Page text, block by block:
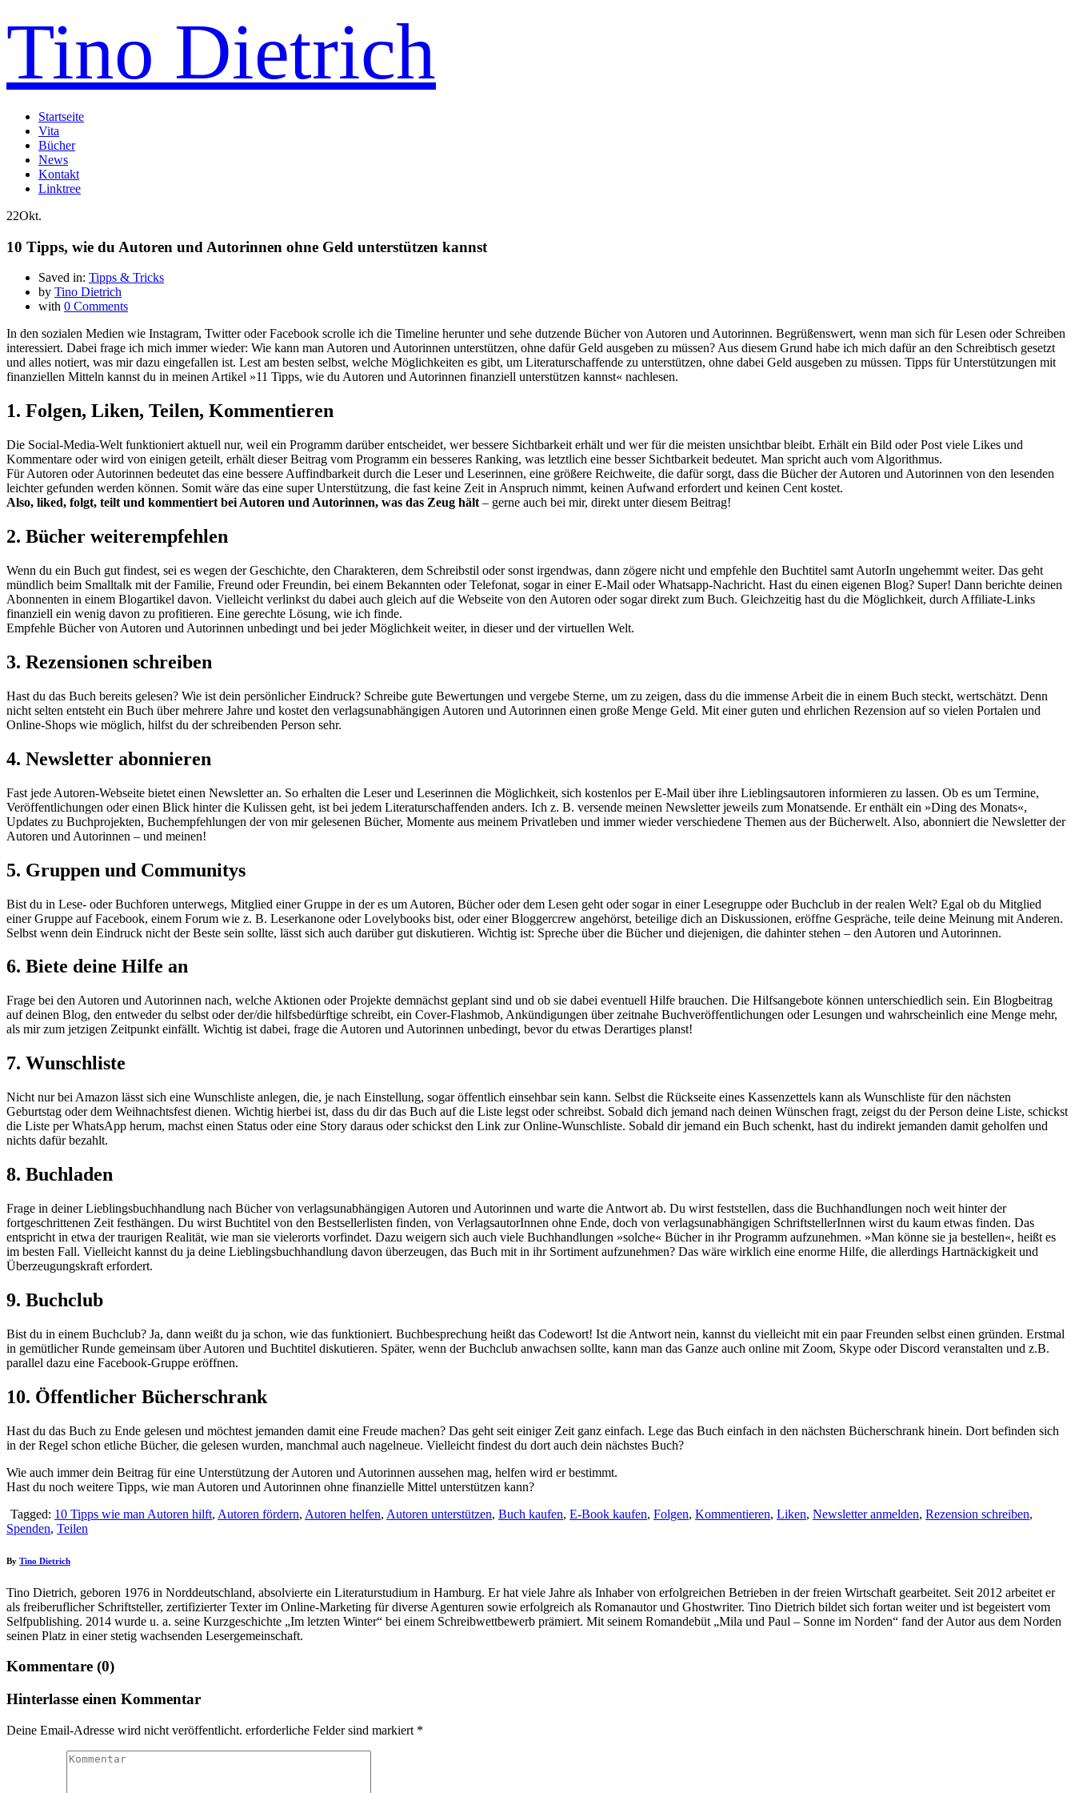
Tino Dietrich
Startseite
Vita
Bücher
News
Kontakt
Linktree
22Okt.
10 Tipps, wie du Autoren und Autorinnen ohne Geld unterstützen kannst
Saved in: Tipps & Tricks
by Tino Dietrich
with 0 Comments
In den sozialen Medien wie Instagram, Twitter oder Facebook scrolle ich die Timeline herunter und sehe dutzende Bücher von Autoren und Autorinnen. Begrüßenswert, wenn man sich für Lesen oder Schreiben
interessiert. Dabei frage ich mich immer wieder: Wie kann man Autoren und Autorinnen unterstützen, ohne dafür Geld ausgeben zu müssen? Aus diesem Grund habe ich mich dafür an den Schreibtisch gesetzt
und alles notiert, was mir dazu eingefallen ist. Lest am besten selbst, welche Möglichkeiten es gibt, um Literaturschaffende zu unterstützen, ohne dabei Geld ausgeben zu müssen. Tipps für Unterstützungen mit
finanziellen Mitteln kannst du in meinen Artikel »11 Tipps, wie du Autoren und Autorinnen finanziell unterstützen kannst« nachlesen.
1. Folgen, Liken, Teilen, Kommentieren
Die Social-Media-Welt funktioniert aktuell nur, weil ein Programm darüber entscheidet, wer bessere Sichtbarkeit erhält und wer für die meisten unsichtbar bleibt. Erhält ein Bild oder Post viele Likes und
Kommentare oder wird von einigen geteilt, erhält dieser Beitrag vom Programm ein besseres Ranking, was letztlich eine besser Sichtbarkeit bedeutet. Man spricht auch vom Algorithmus.
Für Autoren oder Autorinnen bedeutet das eine bessere Auffindbarkeit durch die Leser und Leserinnen, eine größere Reichweite, die dafür sorgt, dass die Bücher der Autoren und Autorinnen von den lesenden
leichter gefunden werden können. Somit wäre das eine super Unterstützung, die fast keine Zeit in Anspruch nimmt, keinen Aufwand erfordert und keinen Cent kostet.
Also, liked, folgt, teilt und kommentiert bei Autoren und Autorinnen, was das Zeug hält – gerne auch bei mir, direkt unter diesem Beitrag!
2. Bücher weiterempfehlen
Wenn du ein Buch gut findest, sei es wegen der Geschichte, den Charakteren, dem Schreibstil oder sonst irgendwas, dann zögere nicht und empfehle den Buchtitel samt AutorIn ungehemmt weiter. Das geht
mündlich beim Smalltalk mit der Familie, Freund oder Freundin, bei einem Bekannten oder Telefonat, sogar in einer E-Mail oder Whatsapp-Nachricht. Hast du einen eigenen Blog? Super! Dann berichte deinen
Abonnenten in einem Blogartikel davon. Vielleicht verlinkst du dabei auch gleich auf die Webseite von den Autoren oder sogar direkt zum Buch. Gleichzeitig hast du die Möglichkeit, durch Affiliate-Links
finanziell ein wenig davon zu profitieren. Eine gerechte Lösung, wie ich finde.
Empfehle Bücher von Autoren und Autorinnen unbedingt und bei jeder Möglichkeit weiter, in dieser und der virtuellen Welt.
3. Rezensionen schreiben
Hast du das Buch bereits gelesen? Wie ist dein persönlicher Eindruck? Schreibe gute Bewertungen und vergebe Sterne, um zu zeigen, dass du die immense Arbeit die in einem Buch steckt, wertschätzt. Denn
nicht selten entsteht ein Buch über mehrere Jahre und kostet den verlagsunabhängigen Autoren und Autorinnen einen große Menge Geld. Mit einer guten und ehrlichen Rezension auf so vielen Portalen und
Online-Shops wie möglich, hilfst du der schreibenden Person sehr.
4. Newsletter abonnieren
Fast jede Autoren-Webseite bietet einen Newsletter an. So erhalten die Leser und Leserinnen die Möglichkeit, sich kostenlos per E-Mail über ihre Lieblingsautoren informieren zu lassen. Ob es um Termine,
Veröffentlichungen oder einen Blick hinter die Kulissen geht, ist bei jedem Literaturschaffenden anders. Ich z. B. versende meinen Newsletter jeweils zum Monatsende. Er enthält ein »Ding des Monats«,
Updates zu Buchprojekten, Buchempfehlungen der von mir gelesenen Bücher, Momente aus meinem Privatleben und immer wieder verschiedene Themen aus der Bücherwelt. Also, abonniert die Newsletter der
Autoren und Autorinnen – und meinen!
5. Gruppen und Communitys
Bist du in Lese- oder Buchforen unterwegs, Mitglied einer Gruppe in der es um Autoren, Bücher oder dem Lesen geht oder sogar in einer Lesegruppe oder Buchclub in der realen Welt? Egal ob du Mitglied
einer Gruppe auf Facebook, einem Forum wie z. B. Leserkanone oder Lovelybooks bist, oder einer Bloggercrew angehörst, beteilige dich an Diskussionen, eröffne Gespräche, teile deine Meinung mit Anderen.
Selbst wenn dein Eindruck nicht der Beste sein sollte, lässt sich auch darüber gut diskutieren. Wichtig ist: Spreche über die Bücher und diejenigen, die dahinter stehen – den Autoren und Autorinnen.
6. Biete deine Hilfe an
Frage bei den Autoren und Autorinnen nach, welche Aktionen oder Projekte demnächst geplant sind und ob sie dabei eventuell Hilfe brauchen. Die Hilfsangebote können unterschiedlich sein. Ein Blogbeitrag
auf deinen Blog, den entweder du selbst oder der/die hilfsbedürftige schreibt, ein Cover-Flashmob, Ankündigungen über zeitnahe Buchveröffentlichungen oder Lesungen und wahrscheinlich eine Menge mehr,
als mir zum jetzigen Zeitpunkt einfällt. Wichtig ist dabei, frage die Autoren und Autorinnen unbedingt, bevor du etwas Derartiges planst!
7. Wunschliste
Nicht nur bei Amazon lässt sich eine Wunschliste anlegen, die, je nach Einstellung, sogar öffentlich einsehbar sein kann. Selbst die Rückseite eines Kassenzettels kann als Wunschliste für den nächsten
Geburtstag oder dem Weihnachtsfest dienen. Wichtig hierbei ist, dass du dir das Buch auf die Liste legst oder schreibst. Sobald dich jemand nach deinen Wünschen fragt, zeigst du der Person deine Liste, schickst
die Liste per WhatsApp herum, machst einen Status oder eine Story daraus oder schickst den Link zur Online-Wunschliste. Sobald dir jemand ein Buch schenkt, hast du indirekt jemanden damit geholfen und
nichts dafür bezahlt.
8. Buchladen
Frage in deiner Lieblingsbuchhandlung nach Bücher von verlagsunabhängigen Autoren und Autorinnen und warte die Antwort ab. Du wirst feststellen, dass die Buchhandlungen noch weit hinter der
fortgeschrittenen Zeit festhängen. Du wirst Buchtitel von den Bestsellerlisten finden, von VerlagsautorInnen ohne Ende, doch von verlagsunabhängigen SchriftstellerInnen wirst du kaum etwas finden. Das
entspricht in etwa der traurigen Realität, wie man sie vielerorts vorfindet. Dazu weigern sich auch viele Buchhandlungen »solche« Bücher in ihr Programm aufzunehmen. »Man könne sie ja bestellen«, heißt es
im besten Fall. Vielleicht kannst du ja deine Lieblingsbuchhandlung davon überzeugen, das Buch mit in ihr Sortiment aufzunehmen? Das wäre wirklich eine enorme Hilfe, die allerdings Hartnäckigkeit und
Überzeugungskraft erfordert.
9. Buchclub
Bist du in einem Buchclub? Ja, dann weißt du ja schon, wie das funktioniert. Buchbesprechung heißt das Codewort! Ist die Antwort nein, kannst du vielleicht mit ein paar Freunden selbst einen gründen. Erstmal
in gemütlicher Runde gemeinsam über Autoren und Buchtitel diskutieren. Später, wenn der Buchclub anwachsen sollte, kann man das Ganze auch online mit Zoom, Skype oder Discord veranstalten und z.B.
parallel dazu eine Facebook-Gruppe eröffnen.
10. Öffentlicher Bücherschrank
Hast du das Buch zu Ende gelesen und möchtest jemanden damit eine Freude machen? Das geht seit einiger Zeit ganz einfach. Lege das Buch einfach in den nächsten Bücherschrank hinein. Dort befinden sich
in der Regel schon etliche Bücher, die gelesen wurden, manchmal auch nagelneue. Vielleicht findest du dort auch dein nächstes Buch?
Wie auch immer dein Beitrag für eine Unterstützung der Autoren und Autorinnen aussehen mag, helfen wird er bestimmt.
Hast du noch weitere Tipps, wie man Autoren und Autorinnen ohne finanzielle Mittel unterstützen kann?
Tagged: 10 Tipps wie man Autoren hilft, Autoren fördern, Autoren helfen, Autoren unterstützen, Buch kaufen, E-Book kaufen, Folgen, Kommentieren, Liken, Newsletter anmelden, Rezension schreiben,
Spenden, Teilen
By Tino Dietrich
Tino Dietrich, geboren 1976 in Norddeutschland, absolvierte ein Literaturstudium in Hamburg. Er hat viele Jahre als Inhaber von erfolgreichen Betrieben in der freien Wirtschaft gearbeitet. Seit 2012 arbeitet er
als freiberuflicher Schriftsteller, zertifizierter Texter im Online-Marketing für diverse Agenturen sowie erfolgreich als Romanautor und Ghostwriter. Tino Dietrich bildet sich fortan weiter und ist begeistert vom
Selfpublishing. 2014 wurde u. a. seine Kurzgeschichte „Im letzten Winter“ bei einem Schreibwettbewerb prämiert. Mit seinem Romandebüt „Mila und Paul – Sonne im Norden“ fand der Autor aus dem Norden
seinen Platz in einer stetig wachsenden Lesergemeinschaft.
Kommentare (0)
Hinterlasse einen Kommentar
Deine Email-Adresse wird nicht veröffentlicht. erforderliche Felder sind markiert *